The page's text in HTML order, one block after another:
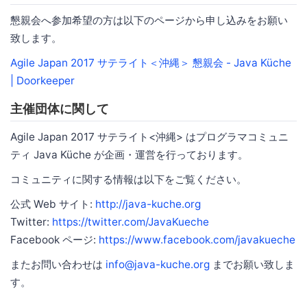
懇親会へ参加希望の方は以下のページから申し込みをお願い
致します。
Agile Japan 2017 サテライト＜沖縄＞ 懇親会 - Java Küche
| Doorkeeper
主催団体に関して
Agile Japan 2017 サテライト<沖縄> はプログラマコミュニ
ティ Java Küche が企画・運営を行っております。
コミュニティに関する情報は以下をご覧ください。
公式 Web サイト: http://java-kuche.org
Twitter: https://twitter.com/JavaKueche
Facebook ページ: https://www.facebook.com/javakueche
またお問い合わせは info@java-kuche.org までお願い致しま
す。